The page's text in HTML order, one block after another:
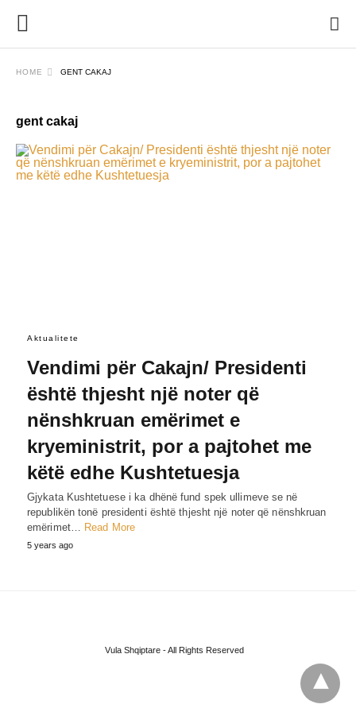
HOME GENT CAKAJ
gent cakaj
Aktualitete
Vendimi për Cakajn/ Presidenti
është thjesht një noter që
nënshkruan emërimet e
kryeministrit, por a pajtohet me
këtë edhe Kushtetuesja
Gjykata Kushtetuese i ka dhënë fund spek ullimeve se në
republikën tonë presidenti është thjesht një noter që nënshkruan
emërimet… Read More
5 years ago
Vula Shqiptare - All Rights Reserved